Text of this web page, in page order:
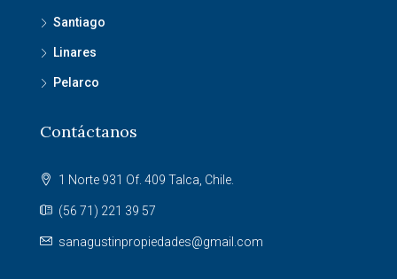
Santiago
Linares
Pelarco
Contáctanos
1 Norte 931 Of. 409 Talca, Chile.
(56 71) 221 39 57
sanagustinpropiedades@gmail.com